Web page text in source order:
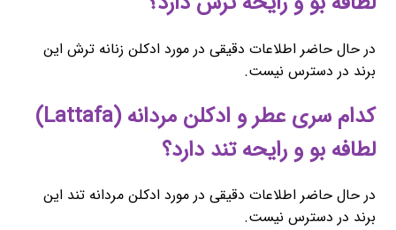
در حال حاضر اطلاعات دقیقی در مورد ادکلن زنانه ترش این
برند در دسترس نیست.
کدام سری عطر و ادکلن مردانه (Lattafa)
لطافه بو و رایحه تند دارد؟
در حال حاضر اطلاعات دقیقی در مورد ادکلن مردانه تند این
برند در دسترس نیست.